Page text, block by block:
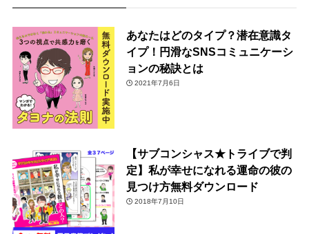
あなたはどのタイプ？潜在意識タ
イプ！円滑なSNSコミュニケーシ
ョンの秘訣とは
2021年7月6日
【サブコンシャス★トライブで判
定】私が幸せになれる運命の彼の
見つけ方無料ダウンロード
2018年7月10日